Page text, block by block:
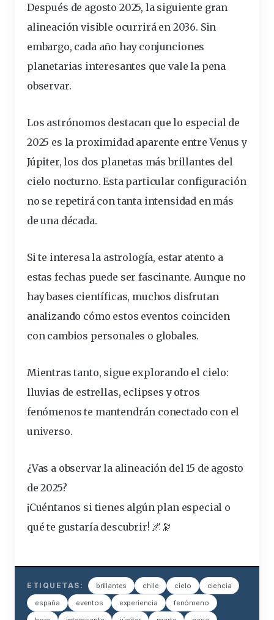
Después de agosto 2025, la siguiente gran
alineación visible ocurrirá en 2036. Sin
embargo, cada año hay conjunciones
planetarias interesantes que vale la pena
observar.
Los astrónomos destacan que lo especial de
2025 es la proximidad aparente entre Venus y
Júpiter, los dos planetas más brillantes del
cielo nocturno. Esta particular configuración
no se repetirá con tanta intensidad en más
de una década.
Si te interesa la astrología, estar atento a
estas fechas puede ser fascinante. Aunque no
hay bases científicas, muchos disfrutan
analizando cómo estos eventos coinciden
con cambios personales o globales.
Mientras tanto, sigue explorando el cielo:
lluvias de estrellas, eclipses y otros
fenómenos te mantendrán conectado con el
universo.
¿Vas a observar la alineación del 15 de agosto
de 2025?
¡Cuéntanos si tienes algún plan especial o
qué te gustaría descubrir! 🌌🔭
ETIQUETAS: brillantes chile cielo ciencia
españa eventos experiencia fenómeno